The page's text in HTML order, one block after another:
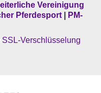
Vereinigung
Pferdesport
PM-
SSL-Verschlüsselung